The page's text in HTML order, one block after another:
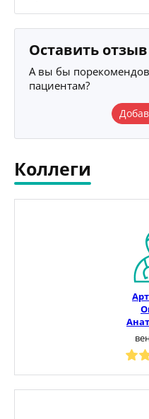
Оставить отзыв
А вы бы
пациентам?
Коллеги